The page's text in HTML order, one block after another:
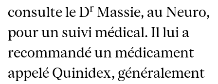
consulte le Dr Massie, au Neuro,
pour un suivi médical. Il lui a
recommandé un médicament
appelé Quinidex, généralement